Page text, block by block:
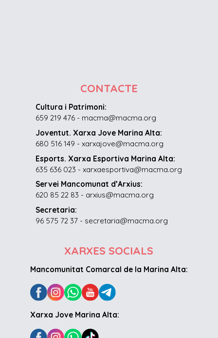
CONTACTE
Cultura i Patrimoni:
659 219 476 - macma@macma.org
Joventut. Xarxa Jove Marina Alta:
680 516 149 - xarxajove@macma.org
Esports. Xarxa Esportiva Marina Alta:
635 636 023 - xarxaesportiva@macma.org
Servei Mancomunat d’Arxius:
620 85 22 83 - arxius@macma.org
Secretaria:
96 575 72 37 - secretaria@macma.org
XARXES SOCIALS
Mancomunitat Comarcal de la Marina Alta:
Xarxa Jove Marina Alta: